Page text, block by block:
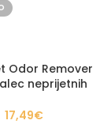
Odor Remover
neprijetnih
17,49€